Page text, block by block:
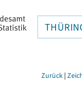
Zurück |